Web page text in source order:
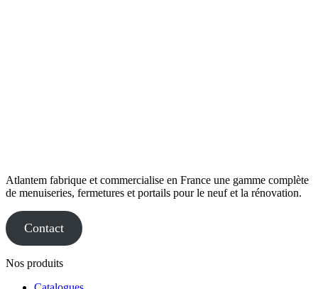
Atlantem fabrique et commercialise en France une gamme complète
de menuiseries, fermetures et portails pour le neuf et la rénovation.
Contact
Nos produits